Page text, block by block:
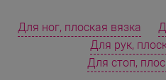
Для ног, плоская вязка
Для рук,
Для стоп,